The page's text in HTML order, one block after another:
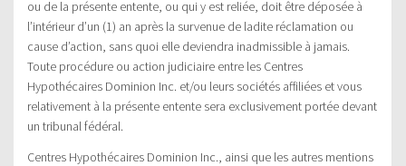
ou de la présente entente, ou qui y est reliée, doit être déposée à
l’intérieur d’un (1) an après la survenue de ladite réclamation ou
cause d’action, sans quoi elle deviendra inadmissible à jamais.
Toute procédure ou action judiciaire entre les Centres
Hypothécaires Dominion Inc. et/ou leurs sociétés affiliées et vous
relativement à la présente entente sera exclusivement portée devant
un tribunal fédéral.
Centres Hypothécaires Dominion Inc., ainsi que les autres mentions